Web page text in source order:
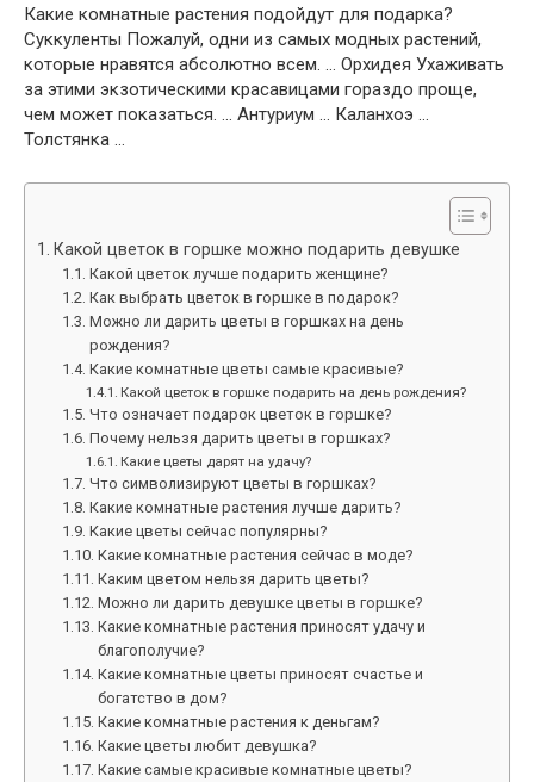
Какие комнатные растения подойдут для подарка?
Суккуленты Пожалуй, одни из самых модных растений,
которые нравятся абсолютно всем. … Орхидея Ухаживать
за этими экзотическими красавицами гораздо проще,
чем может показаться. … Антуриум … Каланхоэ …
Толстянка …
Какой цветок в горшке можно подарить девушке
Какой цветок лучше подарить женщине?
Как выбрать цветок в горшке в подарок?
Можно ли дарить цветы в горшках на день
рождения?
Какие комнатные цветы самые красивые?
Какой цветок в горшке подарить на день рождения?
Что означает подарок цветок в горшке?
Почему нельзя дарить цветы в горшках?
Какие цветы дарят на удачу?
Что символизируют цветы в горшках?
Какие комнатные растения лучше дарить?
Какие цветы сейчас популярны?
Какие комнатные растения сейчас в моде?
Каким цветом нельзя дарить цветы?
Можно ли дарить девушке цветы в горшке?
Какие комнатные растения приносят удачу и
благополучие?
Какие комнатные цветы приносят счастье и
богатство в дом?
Какие комнатные растения к деньгам?
Какие цветы любит девушка?
Какие самые красивые комнатные цветы?